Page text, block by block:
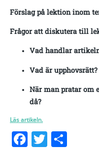
Förslag på lektion inom
Frågor att diskutera till
Vad handlar
Vad är upphovsrätt?
När man pratar om
då?
Läs artikeln.
Facebook
Twitter